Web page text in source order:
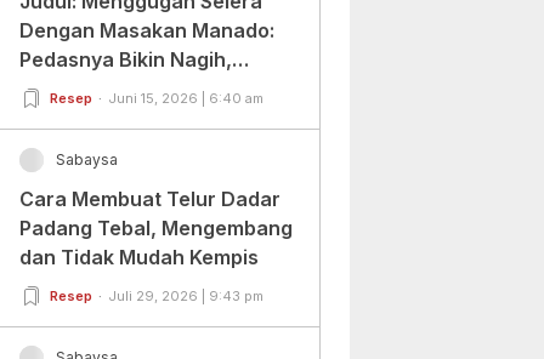
Dengan Masakan Manado:
Pedasnya Bikin Nagih,
Ragamnya Bikin Ketagihan!
Resep Juni 15, 2026 | 6:40 am
Sabaysa
Cara Membuat Telur Dadar
Padang Tebal, Mengembang
dan Tidak Mudah Kempis
Resep Juli 29, 2026 | 9:43 pm